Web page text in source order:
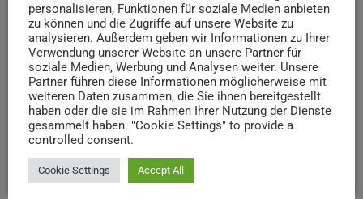
Das berichtet der SWR. Für die Streiks hätten die Eltern
Verständnis, doch für die Unterrichtsausfälle nicht. Eltern
kauften Fahrkarten für ihre Kinder, die dann aber doch
nicht mit dem Bus oder Zug zur Schule fahren könnten.
Am Ende hätten viele Kinder bis zu 20 Fehltage durch
Streiks im Öffentlichen Nahverkehr. Die nächsten Streiks
im privaten Omnibusbetrieb sind bereits am kommenden
Donnerstag und Freitag (29.02. […]
today
personalisieren, Funktionen für soziale Medien anbieten
zu können und die Zugriffe auf unsere Website zu
analysieren. Außerdem geben wir Informationen zu Ihrer
Verwendung unserer Website an unsere Partner für
soziale Medien, Werbung und Analysen weiter. Unsere
Partner führen diese Informationen möglicherweise mit
weiteren Daten zusammen, die Sie ihnen bereitgestellt
haben oder die sie im Rahmen Ihrer Nutzung der Dienste
gesammelt haben. "Cookie Settings" to provide a
controlled consent.
Cookie Settings Accept All